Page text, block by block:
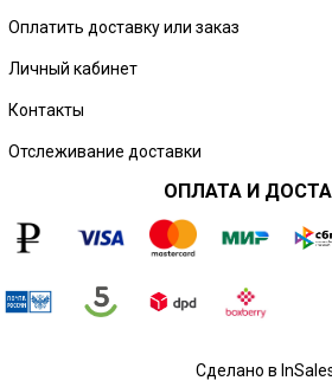
Оплатить доставку или заказ
Личный кабинет
Контакты
Отслеживание доставки
ОПЛАТА И
Сделано в